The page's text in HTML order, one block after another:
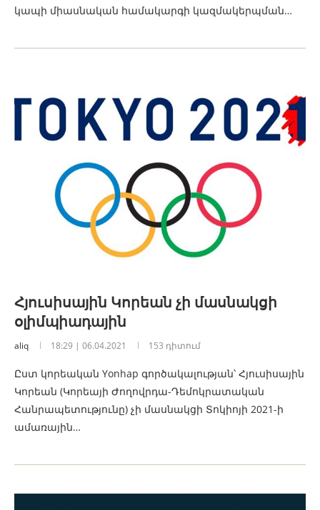
կապի միասնական համակարգի կազմակերպման…
Հյուսիսային Կորեան չի մասնակցի
օլիմպիադային
aliq 18:29 | 06.04.2021 153 դիտում
Ըստ կորեական Yonhap գործակալության՝ Հյուսիսային
Կորեան (Կորեայի Ժողովրդա-Դեմոկրատական
Հանրապետությունը) չի մասնակցի Տոկիոյի 2021-ի
ամառային…